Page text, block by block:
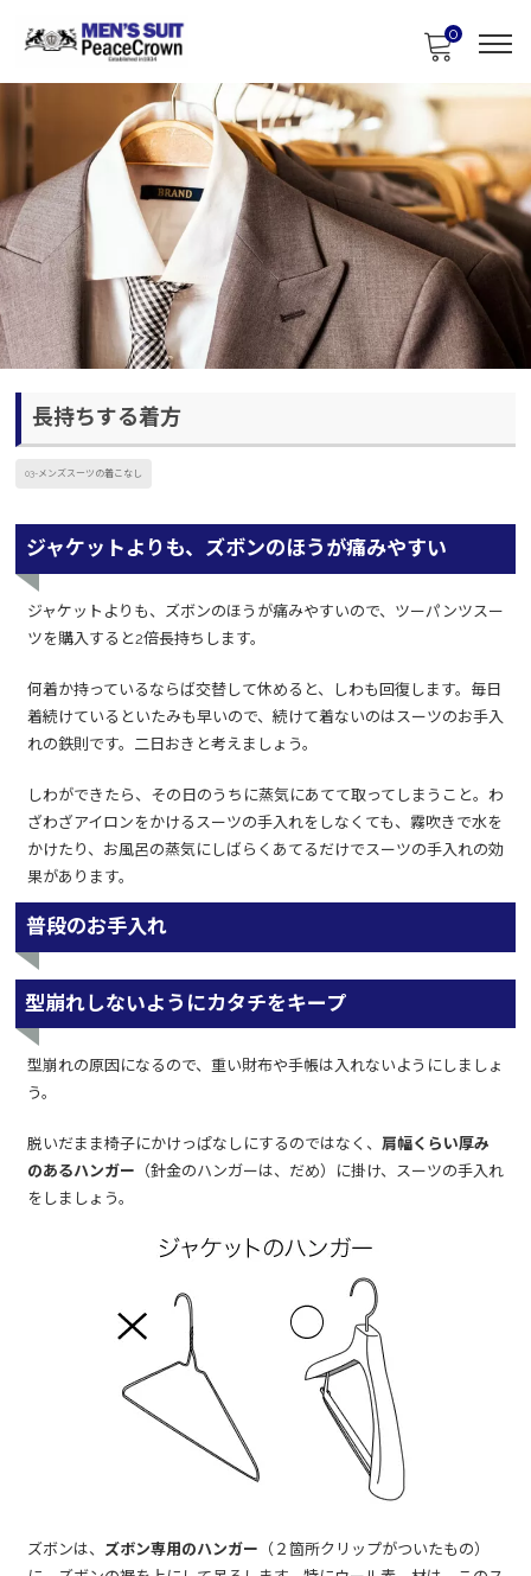
0
長持ちする着方
03-メンズスーツの着こなし
ジャケットよりも、ズボンのほうが痛みやすい
ジャケットよりも、ズボンのほうが痛みやすいので、ツーパンツスー
ツを購入すると2倍長持ちします。
何着か持っているならば交替して休めると、しわも回復します。毎日
着続けているといたみも早いので、続けて着ないのはスーツのお手入
れの鉄則です。二日おきと考えましょう。
しわができたら、その日のうちに蒸気にあてて取ってしまうこと。わ
ざわざアイロンをかけるスーツの手入れをしなくても、霧吹きで水を
かけたり、お風呂の蒸気にしばらくあてるだけでスーツの手入れの効
果があります。
普段のお手入れ
型崩れしないようにカタチをキープ
型崩れの原因になるので、重い財布や手帳は入れないようにしましょ
う。
脱いだまま椅子にかけっぱなしにするのではなく、 肩幅くらい厚み
のあるハンガー （針金のハンガーは、だめ）に掛け、スーツの手入れ
をしましょう。
ズボンは、 ズボン専用のハンガー （２箇所クリップがついたもの）